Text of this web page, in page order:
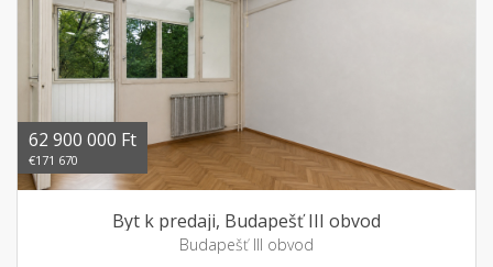
62 900 000 Ft
€171 670
Byt k predaji, Budapešť III obvod
Budapešť III obvod